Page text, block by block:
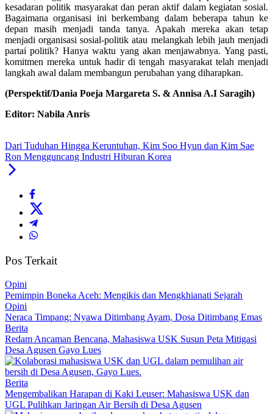
kesadaran politik masyarakat dan peran aktif dalam kegiatan sosial.
Bagaimana organisasi ini berkembang dalam beberapa tahun ke
depan masih menjadi tanda tanya. Apakah mereka akan tetap
menjadi organisasi sosial-politik atau melangkah lebih jauh menjadi
partai politik? Hanya waktu yang akan menjawabnya. Yang pasti,
komitmen mereka untuk hadir di tengah masyarakat telah menjadi
langkah awal dalam membangun perubahan yang diharapkan.
(Perspektif/Dania Poeja Margareta S. & Annisa A.I Saragih)
Editor: Nabila Anris
Dari Tuduhan Hingga Keruntuhan, Kim Soo Hyun dan Kim Sae
Ron Mengguncang Industri Hiburan Korea
Pos Terkait
Opini
Pemimpin Boneka Aceh: Mengikis dan Mengkhianati Sejarah
Opini
Neraca Timpang: Nyawa Ditimbang Ayam, Dosa Ditimbang Emas
Berita
Redam Ancaman Bencana, Mahasiswa USK Susun Peta Mitigasi
Desa Agusen Gayo Lues
Berita
Mengembalikan Harapan di Kaki Leuser: Mahasiswa USK dan
UGL Pulihkan Jaringan Air Bersih di Desa Agusen